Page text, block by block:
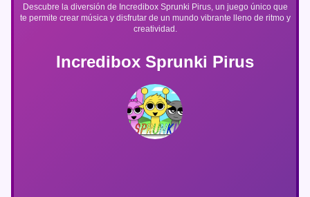
Incredibox Sprunki Pirus
Descubre la diversión de Incredibox Sprunki Pirus, un juego único que
te permite crear música y disfrutar de un mundo vibrante lleno de ritmo y
creatividad.